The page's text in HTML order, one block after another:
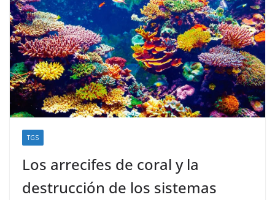
TGS
Los arrecifes de coral y la
destrucción de los sistemas